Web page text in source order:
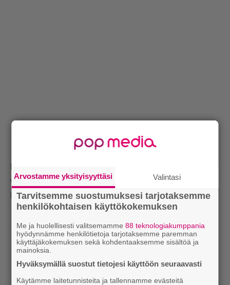
vaiheessa, ettei hänellä ole varaa vuokraankaan.
Hellman haluaa tarkentaa tapahtumien ajankohtaa:
Arvostamme yksityisyyttäsi Valintasi
Tarvitsemme suostumuksesi tarjotaksemme
henkilökohtaisen käyttökokemuksen
Me ja huolellisesti valitsemamme88 teknologiakumppania
hyödynnämme henkilötietoja tarjotaksemme paremman
käyttäjäkokemuksen sekä kohdentaaksemme sisältöä ja
mainoksia.
Hyväksymällä suostut tietojesi käyttöön seuraavasti
Käytämme laitetunnisteita ja tallennamme evästeitä